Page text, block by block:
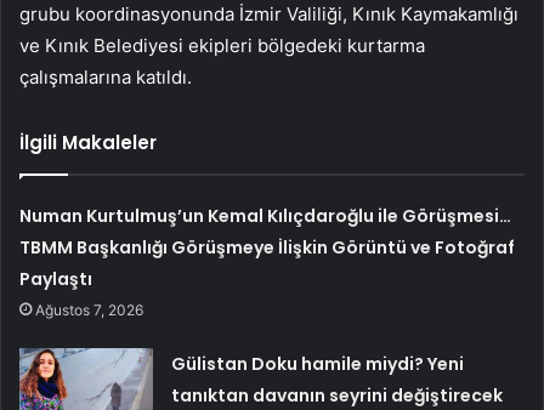
grubu koordinasyonunda İzmir Valiliği, Kınık Kaymakamlığı
ve Kınık Belediyesi ekipleri bölgedeki kurtarma
çalışmalarına katıldı.
İlgili Makaleler
Numan Kurtulmuş’un Kemal Kılıçdaroğlu ile Görüşmesi…
TBMM Başkanlığı Görüşmeye İlişkin Görüntü ve Fotoğraf
Paylaştı
Ağustos 7, 2026
Gülistan Doku hamile miydi? Yeni
tanıktan davanın seyrini değiştirecek